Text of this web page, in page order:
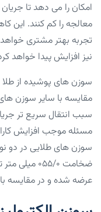
امکان را می دهد تا
معالجه را کم کنند. این
تجربه بهتر مشتری
نیز افزایش پیدا خواهد
سوزن های پوشیده از
مقایسه با سایر سوزن
سبب انتقال سریع تر
مسئله موجب افزایش
عرضه شده و در مقایسه با